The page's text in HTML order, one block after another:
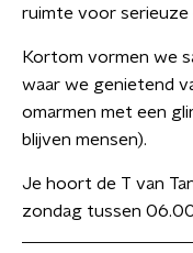
ruimte voor serieuze
Kortom vormen we
waar we genietend
omarmen met een
blijven mensen).
Je hoort de T van
zondag tussen